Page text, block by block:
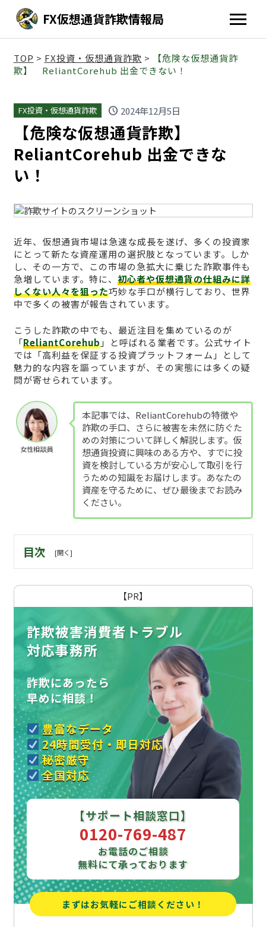
FX仮想通貨詐欺情報局
TOP > FX投資・仮想通貨詐欺 >
【危険な仮想通貨詐
欺】 ReliantCorehub 出金できない！
FX投資・仮想通貨詐欺 schedule 2024年12月5日
【危険な仮想通貨詐欺】
ReliantCorehub 出金できな
い！
近年、仮想通貨市場は急速な成長を遂げ、多くの投資家
にとって新たな資産運用の選択肢となっています。しか
し、その一方で、この市場の急拡大に乗じた詐欺事件も
急増しています。特に、 初心者や仮想通貨の仕組みに詳
しくない人々を狙った巧妙な手口が横行しており、世界
中で多くの被害が報告されています。
こうした詐欺の中でも、最近注目を集めているのが
「ReliantCorehub」と呼ばれる業者です。公式サイト
では「高利益を保証する投資プラットフォーム」として
魅力的な内容を謳っていますが、その実態には多くの疑
問が寄せられています。
女性相談員
本記事では、ReliantCorehubの特徴や
詐欺の手口、さらに被害を未然に防ぐた
めの対策について詳しく解説します。仮
想通貨投資に興味のある方や、すでに投
資を検討している方が安心して取引を行
うための知識をお届けします。あなたの
資産を守るために、ぜひ最後までお読み
ください。
目次
【PR】
詐欺被害消費者トラブル
対応事務所
詐欺にあったら
早めに相談！
豊富なデータ
24時間受付・即日対応
秘密厳守
全国対応
【サポート相談窓口】
0120-769-487
お電話のご相談
無料にて承っております
まずはお気軽にご相談ください！